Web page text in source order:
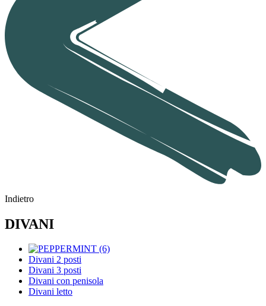
Indietro
DIVANI
Divani 2 posti
Divani 3 posti
Divani con penisola
Divani letto